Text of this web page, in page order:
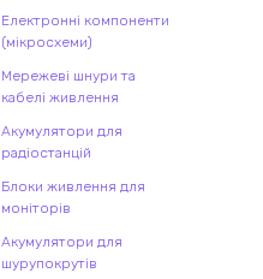
Електронні компоненти
(мікросхеми)
Мережеві шнури та
кабелі живлення
Акумулятори для
радіостанцій
Блоки живлення для
моніторів
Акумулятори для
шурупокрутів